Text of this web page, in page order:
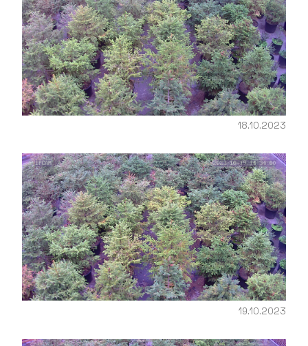
18.10.2023
19.10.2023